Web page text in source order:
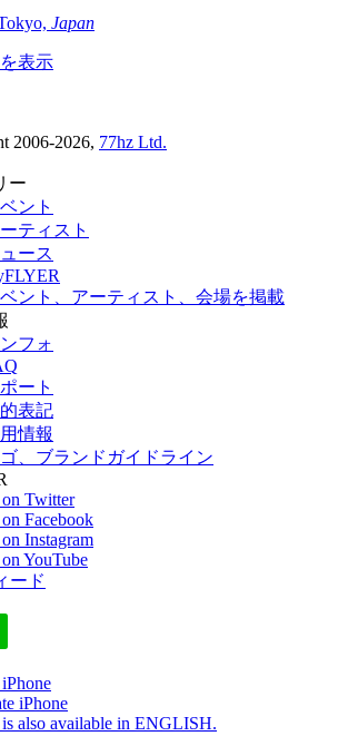
Japan
表示
2006-2026, 77hz Ltd.
ー
ント
ティスト
ース
ント、アーティスト、会場を掲載
フォ
ート
表記
情報
、ブランドガイドライン
Twitter
Facebook
Instagram
YouTube
ード
iPhone
also available in ENGLISH.